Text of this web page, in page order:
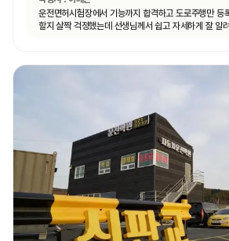
운전면허시험장에서 기능까지 합격하고 도로주행만 등
할지 살짝 걱정했는데 선생님께서 쉽고 자세하게 잘 알